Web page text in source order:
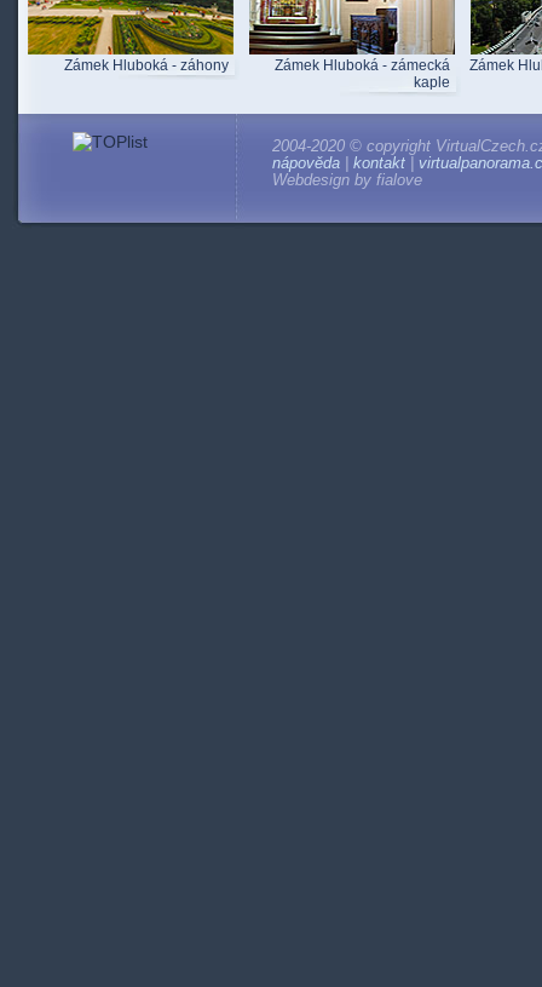
Zámek Hluboká - záhony
Zámek Hluboká - zámecká
kaple
Zámek
2004-2020 © copyright
nápověda
kontakt
Webdesign by fialove